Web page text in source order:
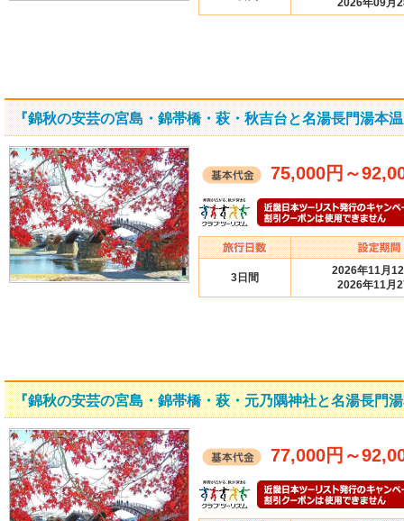
2026年09月
『錦秋の安芸の宮島・錦帯橋・萩・秋吉台と名湯長門湯本
75,000円 ～
3日間
2026年11月
2026年11月
『錦秋の安芸の宮島・錦帯橋・萩・元乃隅神社と名湯長門
77,000円 ～